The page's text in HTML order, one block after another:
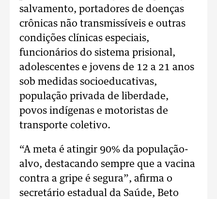
salvamento, portadores de doenças
crônicas não transmissíveis e outras
condições clínicas especiais,
funcionários do sistema prisional,
adolescentes e jovens de 12 a 21 anos
sob medidas socioeducativas,
população privada de liberdade,
povos indígenas e motoristas de
transporte coletivo.
“A meta é atingir 90% da população-
alvo, destacando sempre que a vacina
contra a gripe é segura”, afirma o
secretário estadual da Saúde, Beto